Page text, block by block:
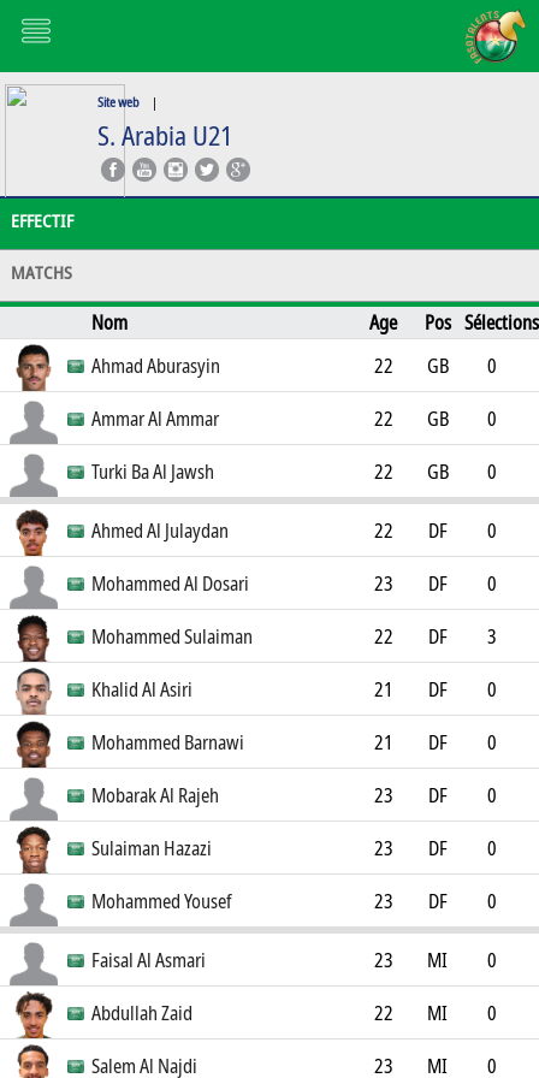
Site web |
S. Arabia U21
EFFECTIF
MATCHS
Nom Age Pos Sélections
Buts
Club
Ahmad Aburasyin 22 GB
0
0
Ammar Al Ammar 22 GB
0
0
Turki Ba Al Jawsh 22 GB
0
0
Ahmed Al Julaydan 22 DF
0
0
Mohammed Al Dosari 23 DF
0
0
Mohammed Sulaiman 22 DF
3
0
Al Ahli Saudi Club
Khalid Al Asiri 21 DF
0
0
Mohammed Barnawi 21 DF
0
0
Mobarak Al Rajeh 23 DF
0
0
Sulaiman Hazazi 23 DF
0
0
Al Riyadh Saudi Club
Mohammed Yousef 23 DF
0
0
Faisal Al Asmari 23 MI
0
0
Abdullah Zaid 22 MI
0
0
Salem Al Najdi 23 MI
0